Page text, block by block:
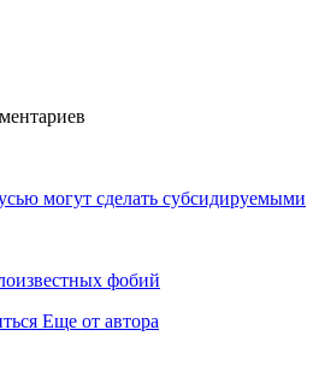
могут сделать субсидируемыми
фобий
Еще от автора